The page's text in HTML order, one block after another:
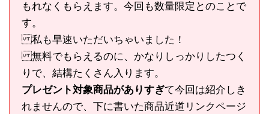
もれなくもらえます。今回も数量限定とのことで
す。
私も早速いただいちゃいました！
無料でもらえるのに、かなりしっかりしたつく
りで、結構たくさん入ります。
プレゼント対象商品がありすぎて今回は紹介しき
れませんので、下に書いた商品近道リンクページ